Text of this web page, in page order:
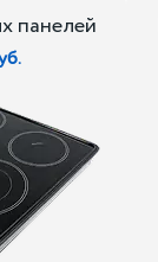
панелей